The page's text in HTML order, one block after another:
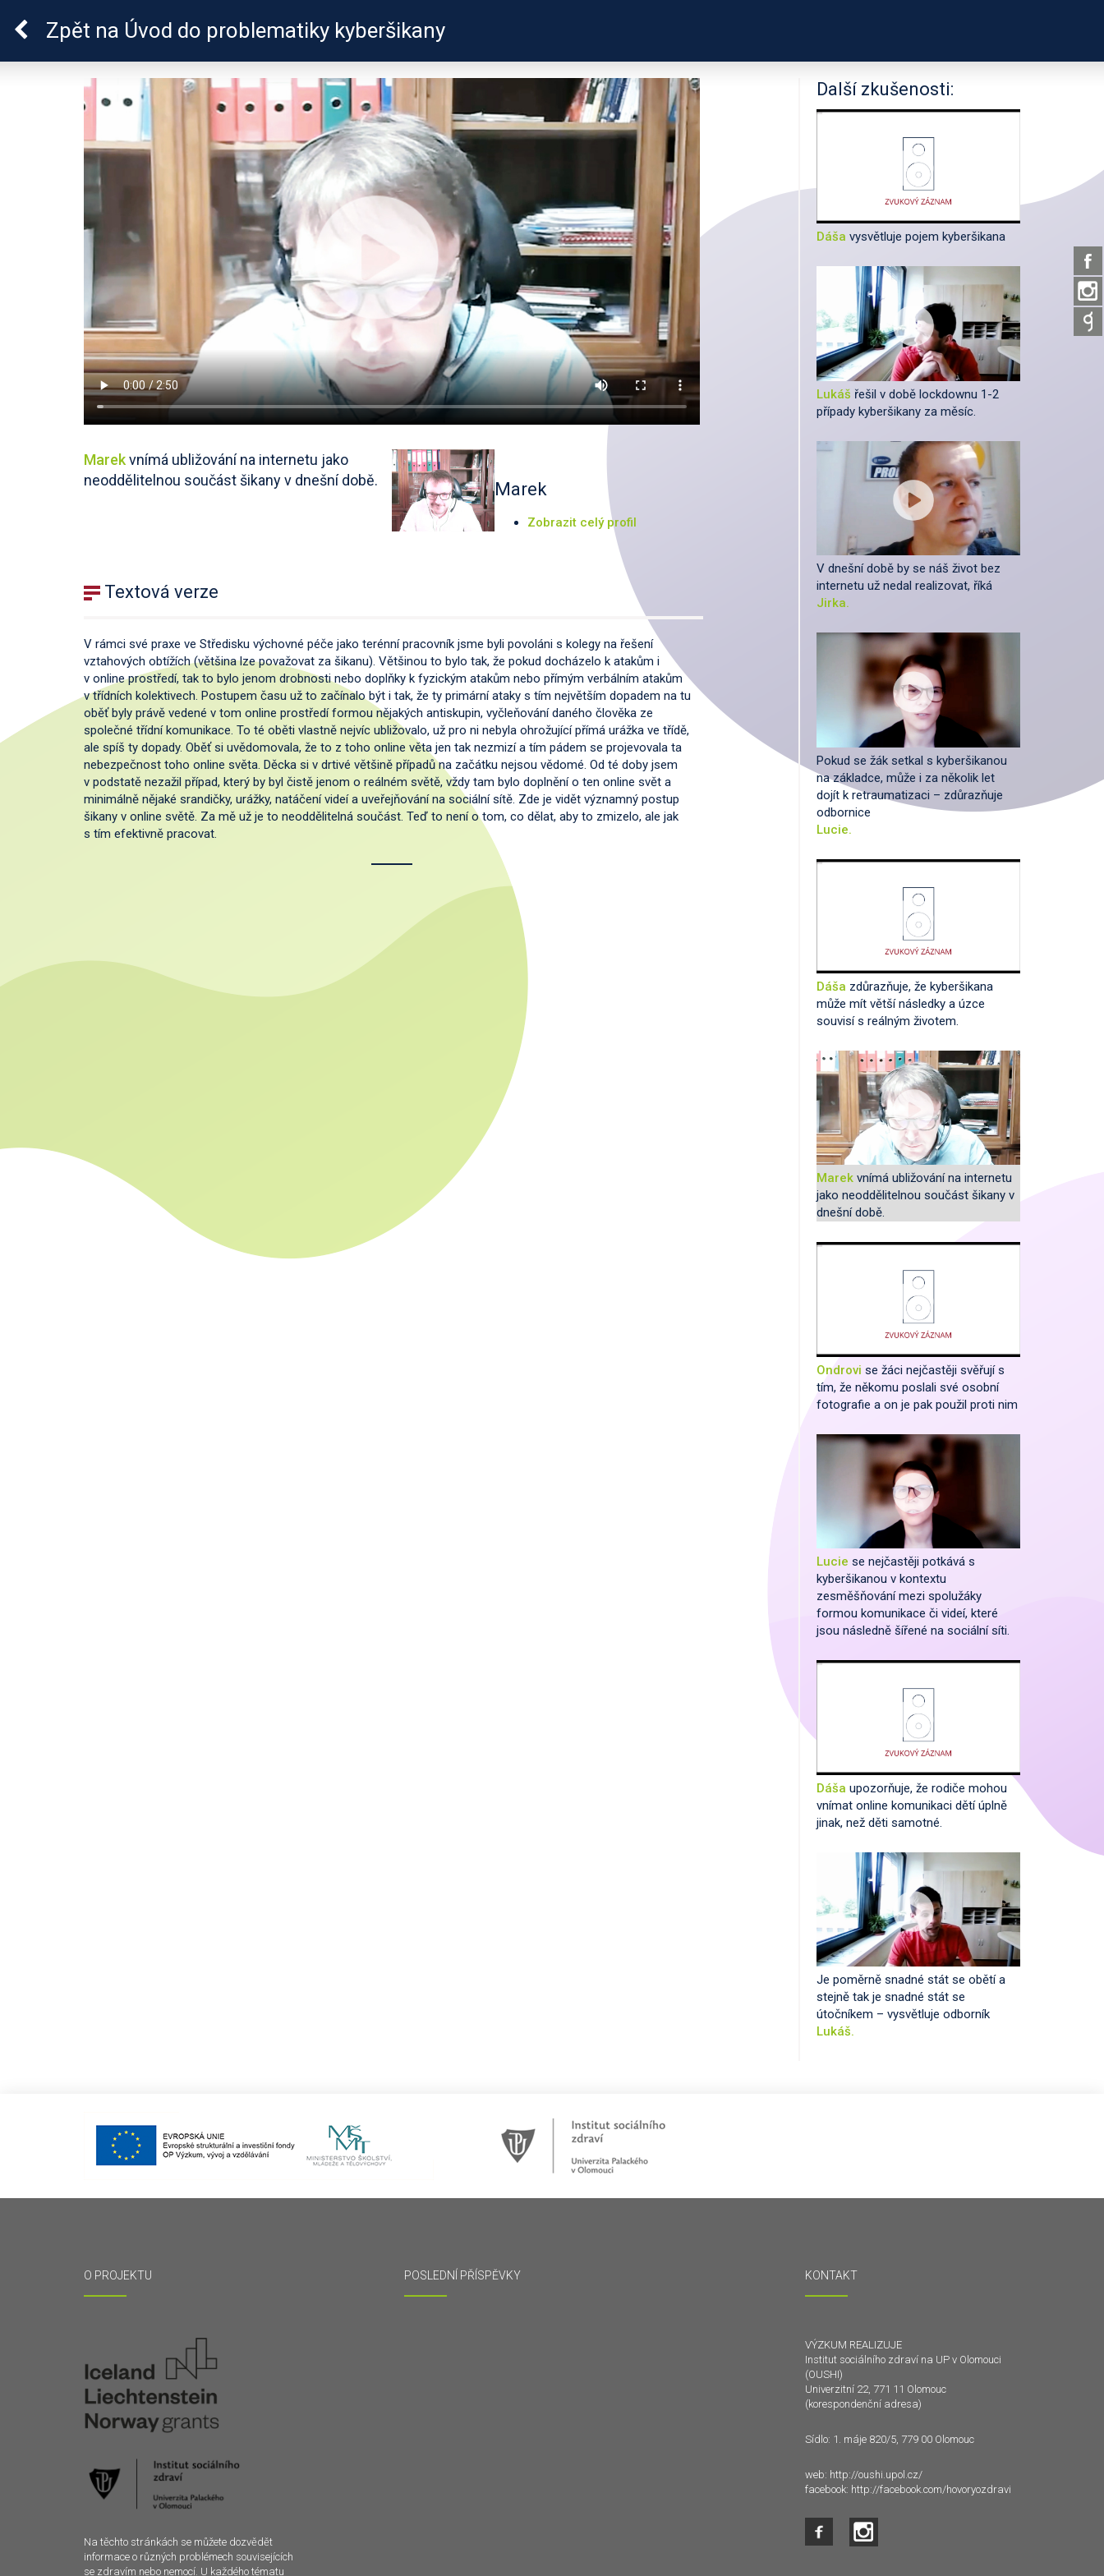
Škola dobrých vztahů
Zpět na Úvod do problematiky kyberšikany
Marekvnímá ubližování na internetu jako
neoddělitelnou součást šikany v dnešní době.
Marek
Zobrazit celý profil
Textová verze
V rámci své praxe ve Středisku výchovné péče jako terénní pracovník jsme byli povoláni s kolegy na řešení
vztahových obtížích (většina lze považovat za šikanu). Většinou to bylo tak, že pokud docházelo k atakům i
v online prostředí, tak to bylo jenom drobnosti nebo doplňky k fyzickým atakům nebo přímým verbálním atakům
v třídních kolektivech. Postupem času už to začínalo být i tak, že ty primární ataky s tím největším dopadem na tu
oběť byly právě vedené v tom online prostředí formou nějakých antiskupin, vyčleňování daného člověka ze
společné třídní komunikace. To té oběti vlastně nejvíc ubližovalo, už pro ni nebyla ohrožující přímá urážka ve třídě,
ale spíš ty dopady. Oběť si uvědomovala, že to z toho online věta jen tak nezmizí a tím pádem se projevovala ta
nebezpečnost toho online světa. Děcka si v drtivé většině případů na začátku nejsou vědomé. Od té doby jsem
v podstatě nezažil případ, který by byl čistě jenom o reálném světě, vždy tam bylo doplnění o ten online svět a
minimálně nějaké srandičky, urážky, natáčení videí a uveřejňování na sociální sítě. Zde je vidět významný postup
šikany v online světě. Za mě už je to neoddělitelná součást. Teď to není o tom, co dělat, aby to zmizelo, ale jak
s tím efektivně pracovat.
Další zkušenosti:
Dáša vysvětluje pojem kyberšikana
Lukáš řešil v době lockdownu 1-2
případy kyberšikany za měsíc.
V dnešní době by se náš život bez
internetu už nedal realizovat, říká
Jirka.
Pokud se žák setkal s kyberšikanou
na základce, může i za několik let
dojít k retraumatizaci – zdůrazňuje
odbornice
Lucie.
Dáša zdůrazňuje, že kyberšikana
může mít větší následky a úzce
souvisí s reálným životem.
Marek vnímá ubližování na internetu
jako neoddělitelnou součást šikany v
dnešní době.
Ondrovi se žáci nejčastěji svěřují s
tím, že někomu poslali své osobní
fotografie a on je pak použil proti nim
Lucie se nejčastěji potkává s
kyberšikanou v kontextu
zesměšňování mezi spolužáky
formou komunikace či videí, které
jsou následně šířené na sociální síti.
Dáša upozorňuje, že rodiče mohou
vnímat online komunikaci dětí úplně
jinak, než děti samotné.
Je poměrně snadné stát se obětí a
stejně tak je snadné stát se
útočníkem – vysvětluje odborník
Lukáš.
O PROJEKTU
Na těchto stránkách se můžete dozvědět
informace o různých problémech souvisejících
se zdravím nebo nemocí. U každého tématu
POSLEDNÍ PŘÍSPĚVKY KONTAKT
VÝZKUM REALIZUJE
Institut sociálního zdraví na UP v Olomouci
(OUSHI)
Univerzitní 22, 771 11 Olomouc
(korespondenční adresa)
Sídlo: 1. máje 820/5, 779 00 Olomouc
web: http://oushi.upol.cz/
facebook: http://facebook.com/hovoryozdravi